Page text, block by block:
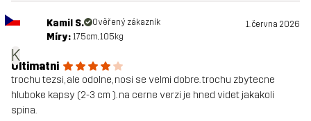
K
Kamil S. Ověřený zákazník 1. června 2026
Míry: 175cm, 105kg
Ultimatni
trochu tezsi, ale odolne, nosi se velmi dobre. trochu zbytecne
hluboke kapsy (2-3 cm ). na cerne verzi je hned videt jakakoli
spina.